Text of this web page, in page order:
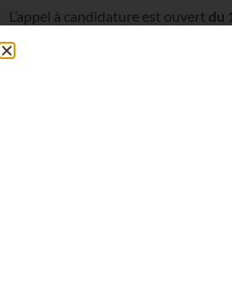
L’appel à candidature est ouvert du